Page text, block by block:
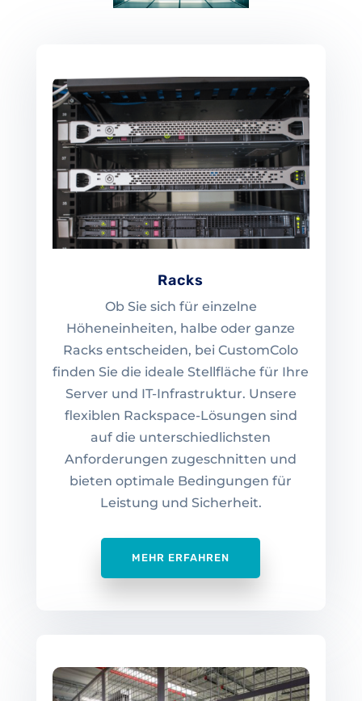
Racks
Ob Sie sich für einzelne
Höheneinheiten, halbe oder ganze
Racks entscheiden, bei CustomColo
finden Sie die ideale Stellfläche für Ihre
Server und IT-Infrastruktur. Unsere
flexiblen Rackspace-Lösungen sind
auf die unterschiedlichsten
Anforderungen zugeschnitten und
bieten optimale Bedingungen für
Leistung und Sicherheit.
MEHR ERFAHREN